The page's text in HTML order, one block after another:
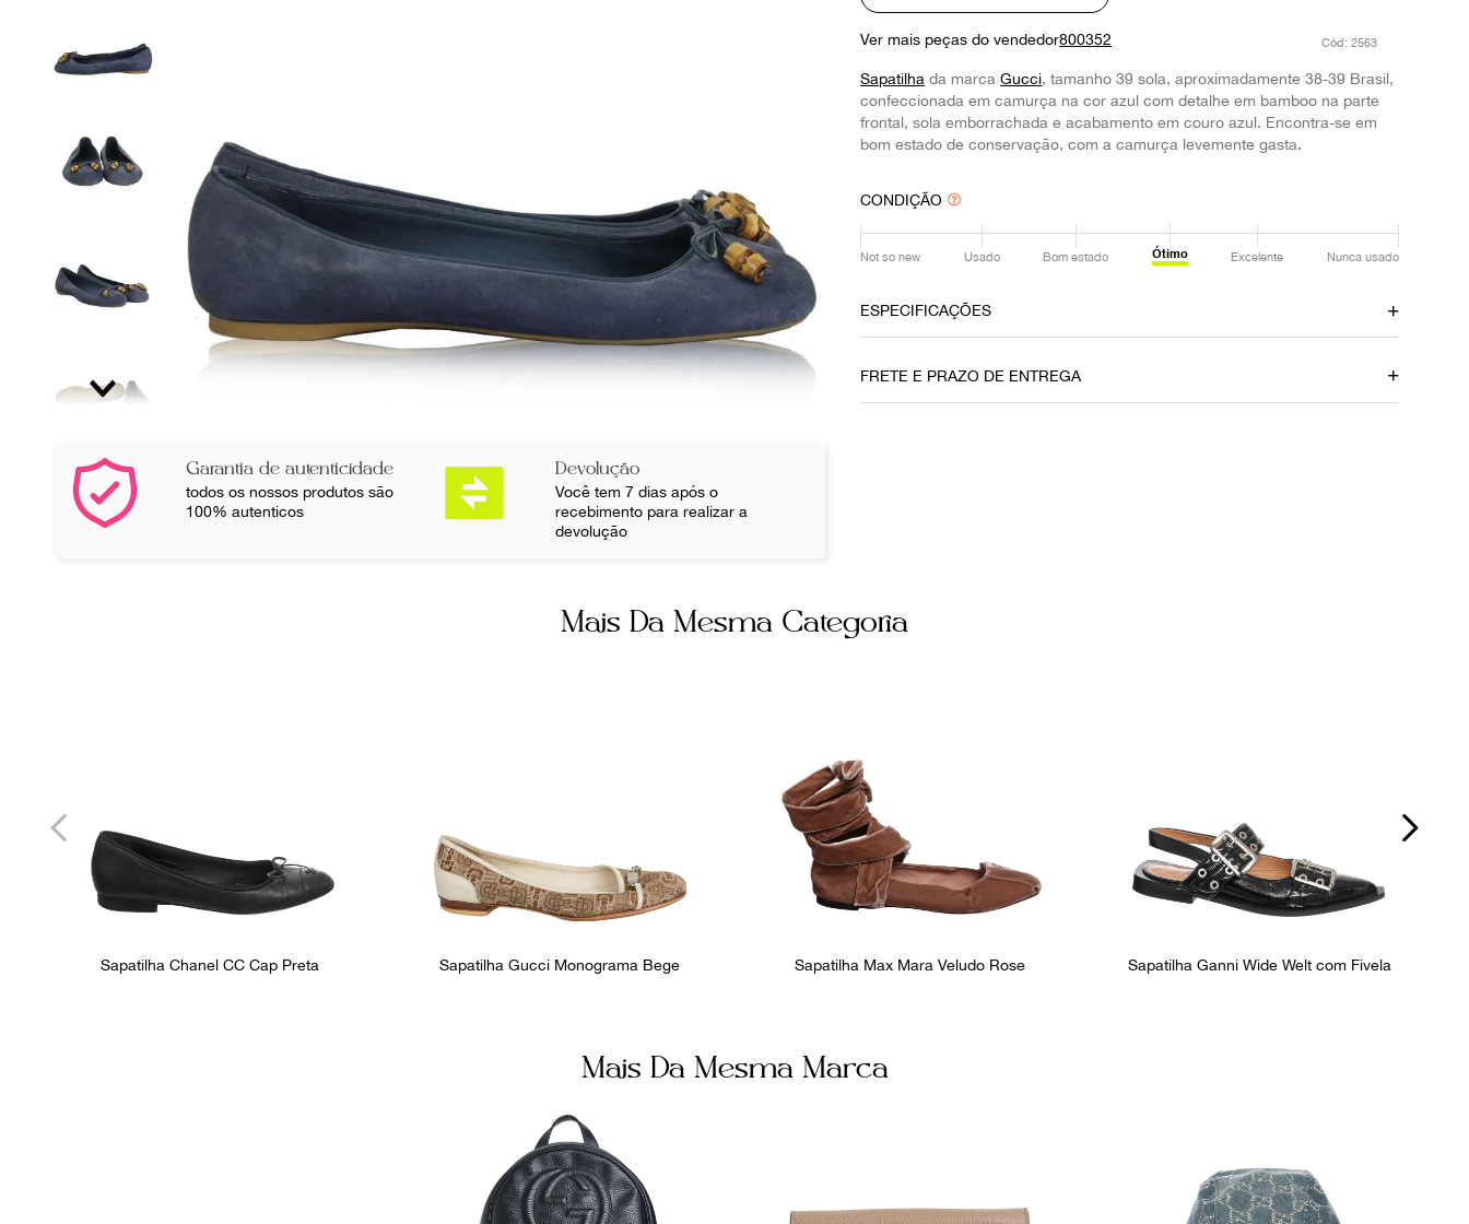
Garantia de autenticidade
todos os nossos produtos são
100% autenticos
Devolução
Você tem 7 dias após o
recebimento para realizar a
devolução
Ver mais peças do vendedor800352 : 2563
Sapatilha da marcaGucci, tamanho 39 sola, aproximadamente 38-39 Brasil,
confeccionada em camurça na cor azul com detalhe em bamboo na parte
frontal, sola emborrachada e acabamento em couro azul. Encontra-se em
bom estado de conservação, com a camurça levemente gasta.
CONDIÇÃO
Not so new Usado Bom estado Ótimo Excelente Nunca usado
ESPECIFICAÇÕES
Camurça
FRETE E PRAZO DE ENTREGA
Mais Da Mesma Categoria
Sapatilha Chanel CC Cap Preta Sapatilha Gucci Monograma Bege Sapatilha Max Mara Veludo Rose Sapatilha Ganni Wide Welt com Fivela
Mais Da Mesma Marca